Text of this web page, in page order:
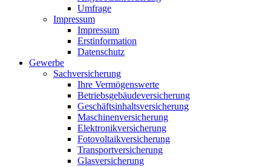
Umfrage
Impressum
Impressum
Erstinformation
Datenschutz
Gewerbe
Sachversicherung
Ihre Vermögenswerte
Betriebsgebäudeversicherung
Geschäftsinhaltsversicherung
Maschinenversicherung
Elektronikversicherung
Fotovoltaikversicherung
Transportversicherung
Glasversicherung